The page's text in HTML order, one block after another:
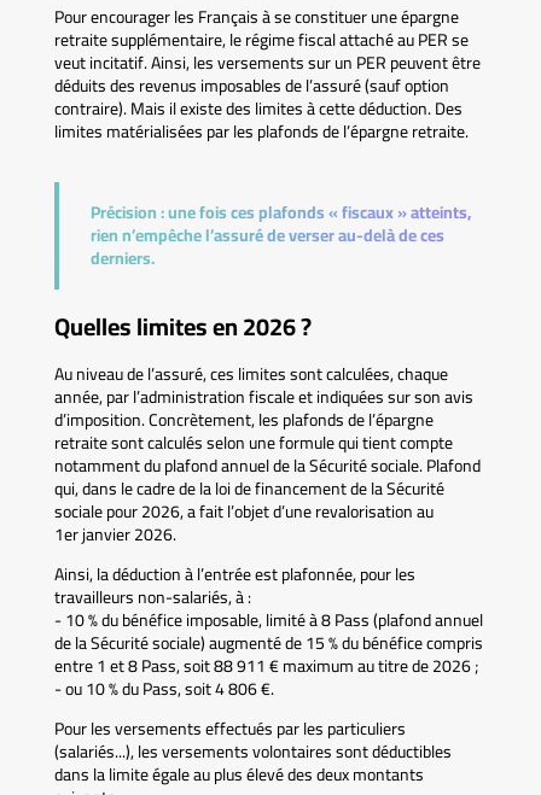
Pour encourager les Français à se constituer une épargne
retraite supplémentaire, le régime fiscal attaché au PER se
veut incitatif. Ainsi, les versements sur un PER peuvent être
déduits des revenus imposables de l’assuré (sauf option
contraire). Mais il existe des limites à cette déduction. Des
limites matérialisées par les plafonds de l’épargne retraite.
Précision :une fois ces plafonds « fiscaux » atteints,
rien n’empêche l’assuré de verser au-delà de ces
derniers.
Quelles limites en 2026 ?
Au niveau de l’assuré, ces limites sont calculées, chaque
année, par l’administration fiscale et indiquées sur son avis
d’imposition. Concrètement, les plafonds de l’épargne
retraite sont calculés selon une formule qui tient compte
notamment du plafond annuel de la Sécurité sociale. Plafond
qui, dans le cadre de la loi de financement de la Sécurité
sociale pour 2026, a fait l’objet d’une revalorisation au
1er janvier 2026.
Ainsi, la déduction à l’entrée est plafonnée, pour les
travailleurs non-salariés, à :
- 10 % du bénéfice imposable, limité à 8 Pass (plafond annuel
de la Sécurité sociale) augmenté de 15 % du bénéfice compris
entre 1 et 8 Pass, soit 88 911 € maximum au titre de 2026 ;
- ou 10 % du Pass, soit 4 806 €.
Pour les versements effectués par les particuliers
(salariés...), les versements volontaires sont déductibles
dans la limite égale au plus élevé des deux montants